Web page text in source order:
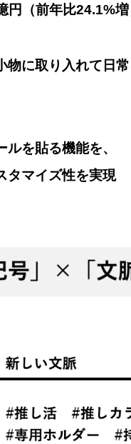
円（前年比24.1%増
物に取り入れて日
を貼る機能を、
タマイズ性を実現